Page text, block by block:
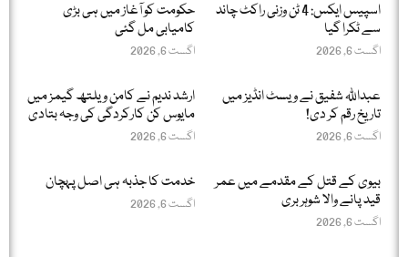
اسپیس ایکس: 4 ٹن وزنی راکٹ چاند
سے ٹکرا گیا
اگست 6, 2026
حکومت کو آغاز میں ہی بڑی
کامیابی مل گئی
اگست 6, 2026
عبداللّٰہ شفیق نے ویسٹ انڈیز میں
تاریخ رقم کر دی!
اگست 6, 2026
ارشد ندیم نے کامن ویلتھ گیمز میں
مایوس کن کارکردگی کی وجہ بتادی
اگست 6, 2026
بیوی کے قتل کے مقدمے میں عمر
قید پانے والا شوہر بری
اگست 6, 2026
خدمت کا جذبہ ہی اصل پہچان
اگست 6, 2026